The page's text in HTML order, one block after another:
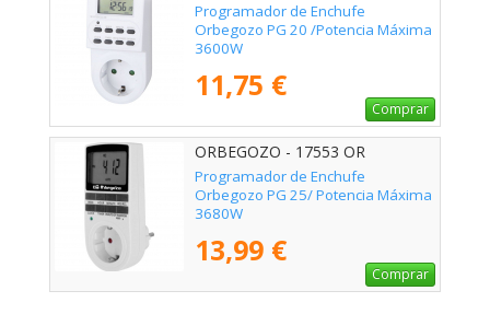
Programador de Enchufe
Orbegozo PG 20 /Potencia Máxima
3600W
11,75 €
Comprar
ORBEGOZO - 17553 OR
Programador de Enchufe
Orbegozo PG 25/ Potencia Máxima
3680W
13,99 €
Comprar